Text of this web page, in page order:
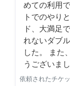
めての利用
トでのやり
ド、大満足
れないダブ
した。 また
うございまし
依頼されたチケ